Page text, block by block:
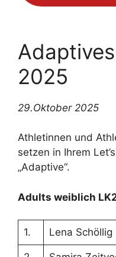
2025
29.Oktober 2025
Athletinnen und
setzen in Ihrem
„Adaptive“.
Adults weiblich
1. Lena Schöllig